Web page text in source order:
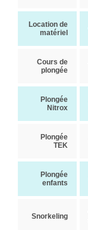
Location de
matériel
Cours de
plongée
Plongée
Nitrox
Plongée
TEK
Plongée
enfants
Snorkeling